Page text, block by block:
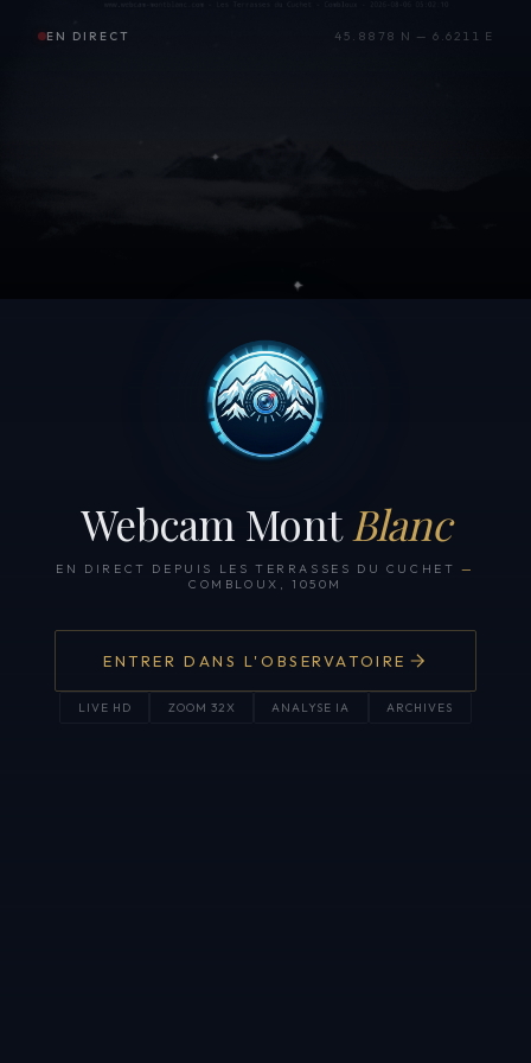
EN DIRECT 45.8878 N — 6.6211 E
Webcam Mont Blanc
EN DIRECT DEPUIS LES TERRASSES DU CUCHET —
COMBLOUX, 1050M
ENTRER DANS L'OBSERVATOIRE
LIVE HD ZOOM 32X ANALYSE IA ARCHIVES